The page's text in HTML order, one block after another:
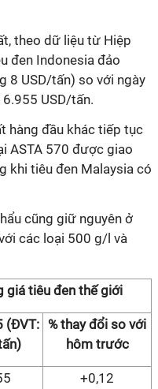
theo dữ liệu từ Hiệp
đen Indonesia đảo
8 USD/tấn) so với ngày
USD/tấn.
hàng đầu khác tiếp tục
ASTA 570 được giao
khi tiêu đen Malaysia có
cũng giữ nguyên ở
các loại 500 g/l và
giá tiêu đen thế giới
(ĐVT: % thay đổi so với
hôm trước
+0,12